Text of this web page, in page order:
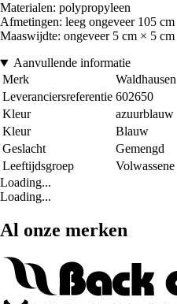
Materialen: polypropyleen
Afmetingen: leeg ongeveer 105 cm
Maaswijdte: ongeveer 5 cm × 5 cm
Aanvullende informatie
Merk
Waldhausen
Leveranciersreferentie 602650
Kleur
azuurblauw
Kleur
Blauw
Geslacht
Gemengd
Leeftijdsgroep
Volwassene
Loading...
Loading...
Al onze merken